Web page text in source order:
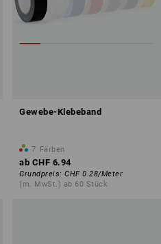
Gewebe-Klebeband
7 Farben
ab CHF 6.94
Grundpreis: CHF 0.28/Meter
(m. MwSt.) ab 60 Stück